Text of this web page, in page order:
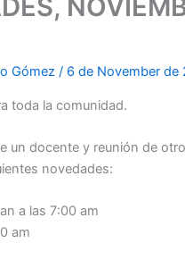
Gómez/ 6 de November de
toda la comunidad.
un docente y reunión de
novedades:
a las 7:00 am
am